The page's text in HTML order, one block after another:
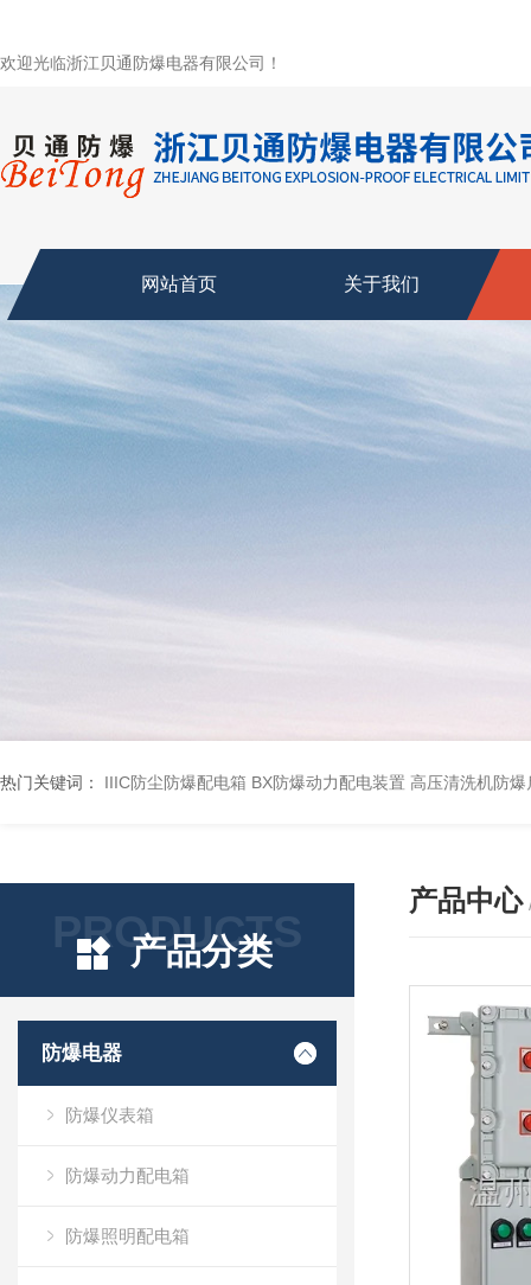
欢迎光临浙江贝通防爆电器有限公司！
网站首页 关于我们
热门关键词： IIIC防尘防爆配电箱 BX防爆动力配电装置 高压清洗机防爆
PRODUCTS
产品分类
防爆电器
防爆仪表箱
防爆动力配电箱
防爆照明配电箱
产品中心